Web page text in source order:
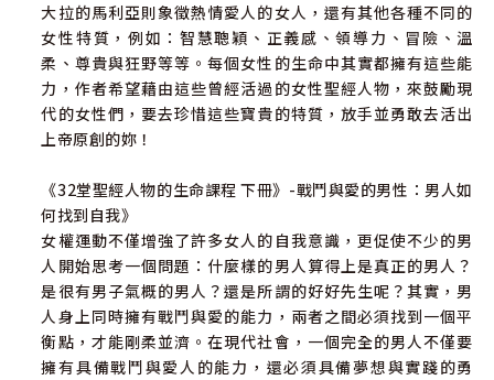
大拉的馬利亞則象徵熱情愛人的女人，還有其他各種不同的
女性特質，例如：智慧聰穎、正義感、領導力、冒險、溫
柔、尊貴與狂野等等。每個女性的生命中其實都擁有這些能
力，作者希望藉由這些曾經活過的女性聖經人物，來鼓勵現
代的女性們，要去珍惜這些寶貴的特質，放手並勇敢去活出
上帝原創的妳！
《32堂聖經人物的生命課程 下冊》-戰鬥與愛的男性：男人如
何找到自我》
女權運動不僅增強了許多女人的自我意識，更促使不少的男
人開始思考一個問題：什麼樣的男人算得上是真正的男人？
是很有男子氣概的男人？還是所謂的好好先生呢？其實，男
人身上同時擁有戰鬥與愛的能力，兩者之間必須找到一個平
衡點，才能剛柔並濟。在現代社會，一個完全的男人不僅要
擁有具備戰鬥與愛人的能力，還必須具備夢想與實踐的勇